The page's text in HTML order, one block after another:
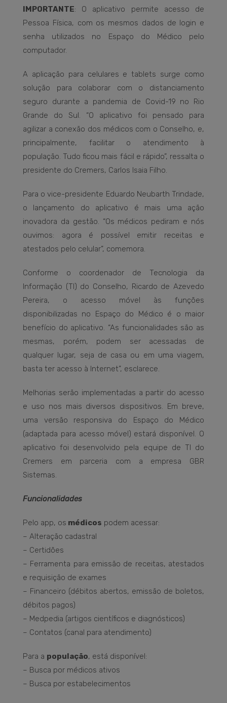
IMPORTANTE: O aplicativo permite acesso de
Pessoa Física, com os mesmos dados de login e
senha utilizados no Espaço do Médico pelo
computador.
A aplicação para celulares e tablets surge como
solução para colaborar com o distanciamento
seguro durante a pandemia de Covid-19 no Rio
Grande do Sul. “O aplicativo foi pensado para
agilizar a conexão dos médicos com o Conselho, e,
principalmente, facilitar o atendimento à
população. Tudo ficou mais fácil e rápido”, ressalta o
presidente do Cremers, Carlos Isaia Filho.
Para o vice-presidente Eduardo Neubarth Trindade,
o lançamento do aplicativo é mais uma ação
inovadora da gestão. “Os médicos pediram e nós
ouvimos: agora é possível emitir receitas e
atestados pelo celular”, comemora.
Conforme o coordenador de Tecnologia da
Informação (TI) do Conselho, Ricardo de Azevedo
Pereira, o acesso móvel às funções
disponibilizadas no Espaço do Médico é o maior
benefício do aplicativo. “As funcionalidades são as
mesmas, porém, podem ser acessadas de
qualquer lugar, seja de casa ou em uma viagem,
basta ter acesso à Internet”, esclarece.
Melhorias serão implementadas a partir do acesso
e uso nos mais diversos dispositivos. Em breve,
uma versão responsiva do Espaço do Médico
(adaptada para acesso móvel) estará disponível. O
aplicativo foi desenvolvido pela equipe de TI do
Cremers em parceria com a empresa GBR
Sistemas.
Funcionalidades
Pelo app, os médicos podem acessar:
– Alteração cadastral
– Certidões
– Ferramenta para emissão de receitas, atestados
e requisição de exames
– Financeiro (débitos abertos, emissão de boletos,
débitos pagos)
– Medpedia (artigos científicos e diagnósticos)
– Contatos (canal para atendimento)
Para a população, está disponível:
– Busca por médicos ativos
– Busca por estabelecimentos